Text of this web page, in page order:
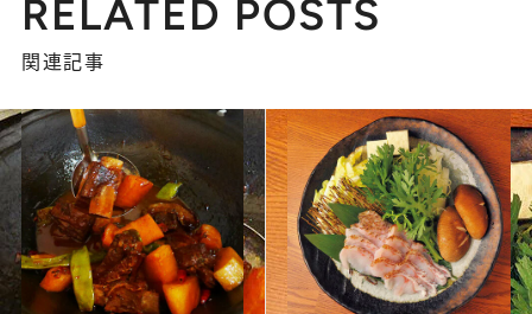
RELATED POSTS
関連記事